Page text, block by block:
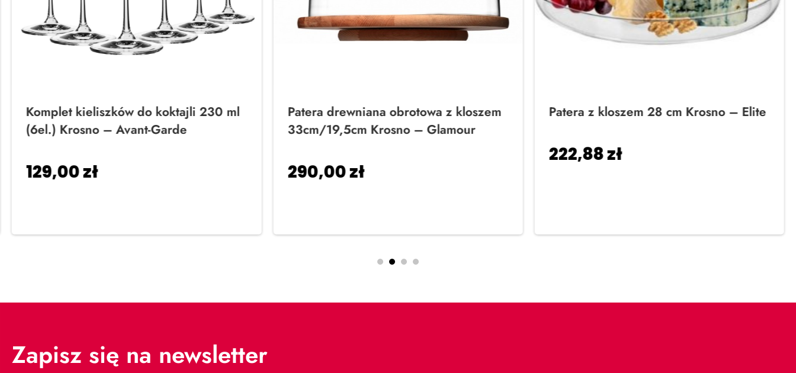
Komplet kieliszków do koktajli 230 ml
(6el.) Krosno – Avant-Garde
129,00zł
Patera drewniana obrotowa z kloszem
33cm/19,5cm Krosno – Glamour
290,00zł
Patera z kloszem 28 cm Krosno – Elite
222,88zł
Zapisz się na newsletter